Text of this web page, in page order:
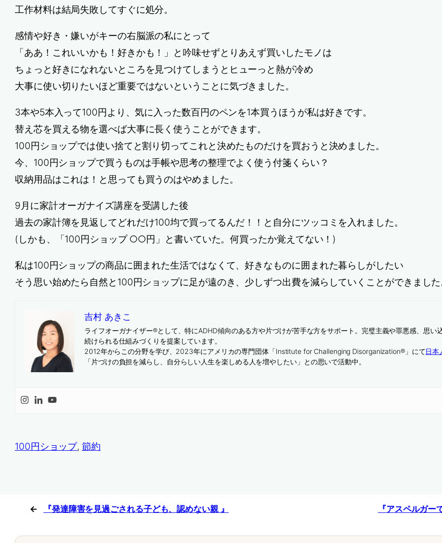
工作材料は結局失敗してすぐに処分。
感情や好き・嫌いがキーの右脳派の私にとって
「ああ！これいいかも！好きかも！」と吟味せずとりあえず買いしたモノは
ちょっと好きになれないところを見つけてしまうとヒューっと熱が冷め
大事に使い切りたいほど重要ではないということに気づきました。
3本や5本入って100円より、気に入った数百円のペンを1本買うほうが私は好きです。
替え芯を買える物を選べば大事に長く使うことができます。
100円ショップでは使い捨てと割り切ってこれと決めたものだけを買おうと決めました。
今、100円ショップで買うものは手帳や思考の整理でよく使う付箋くらい？
収納用品はこれは！と思っても買うのはやめました。
9月に家計オーガナイズ講座を受講した後
過去の家計簿を見返してどれだけ100均で買ってるんだ！！と自分にツッコミを入れました。
(しかも、「100円ショップ ○○円」と書いていた。何買ったか覚えてない！)
私は100円ショップの商品に囲まれた生活ではなくて、好きなものに囲まれた暮らしがしたい
そう思い始めたら自然と100円ショップに足が遠のき、少しずつ出費を減らしていくことができまし
吉村 あきこ
ライフオーガナイザー®として、特にADHD傾向のある方や片づけが苦手な方をサポート。完璧主義や罪悪感、思
続けられる仕組みづくりを提案しています。
2012年からこの分野を学び、2023年にアメリカの専門団体「Institute for Challenging Disorganization®」にて日本
「片づけの負担を減らし、自分らしい人生を楽しめる人を増やしたい」との思いで活動中。
100円ショップ, 節約
← 『発達障害を見過ごされる子ども、認めない親 』 『アスペルガ